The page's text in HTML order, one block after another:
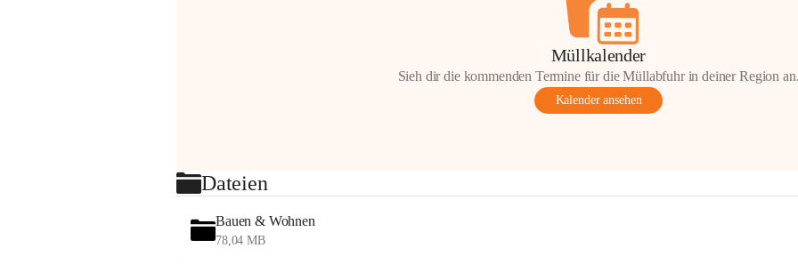
Müllkalender
Sieh dir die kommenden Termine für die Müllabfuhr in deiner Region
Kalender ansehen
Dateien
Bauen & Wohnen
78,04 MB